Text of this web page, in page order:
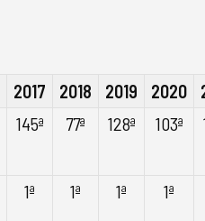
2017 2018 2019 2020
145ª 77ª 128ª 103ª
1ª 1ª 1ª 1ª